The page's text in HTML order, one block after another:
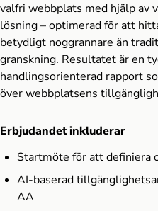
valfri webbplats med hjälp av
lösning – optimerad för att
betydligt noggrannare än
granskning. Resultatet är en
handlingsorienterad rapport
över webbplatsens
Erbjudandet inkluderar
Startmöte för att definiera
AI-baserad
AA